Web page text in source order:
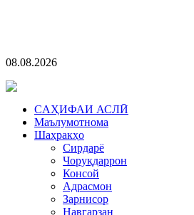
08.08.2026
CАҲИФАИ АСЛӢ
Маълумотнома
Шаҳракҳо
Сирдарё
Чоруқдаррон
Консой
Адрасмон
Зарнисор
Навгарзан